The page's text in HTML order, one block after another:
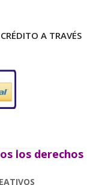
A TRAVÉS
los derechos